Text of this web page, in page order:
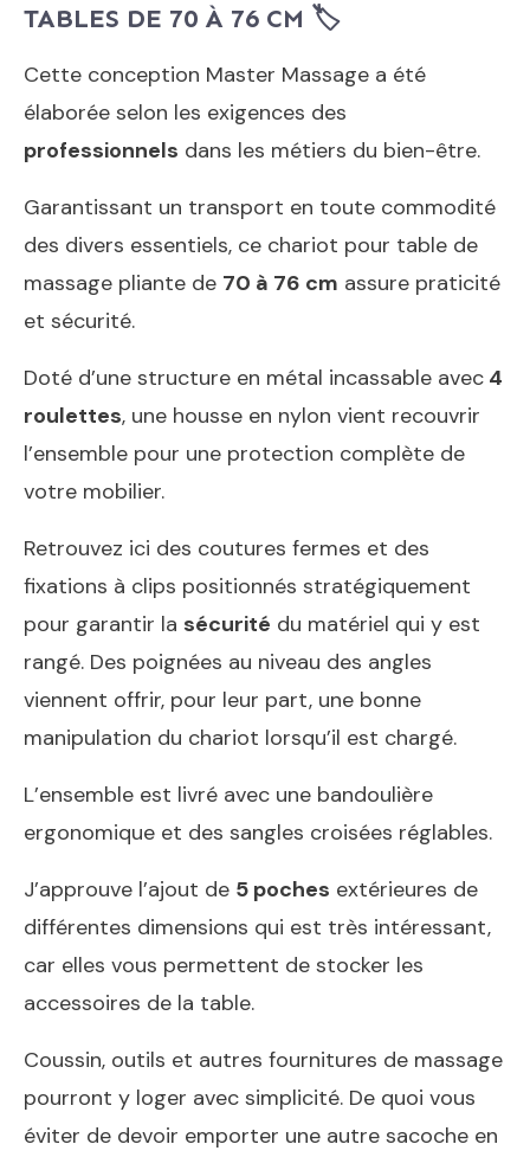
TABLES DE 70 À 76 CM 🏷
Cette conception Master Massage a été
élaborée selon les exigences des
professionnels dans les métiers du bien-être.
Garantissant un transport en toute commodité
des divers essentiels, ce chariot pour table de
massage pliante de 70 à 76 cm assure praticité
et sécurité.
Doté d’une structure en métal incassable avec 4
roulettes, une housse en nylon vient recouvrir
l’ensemble pour une protection complète de
votre mobilier.
Retrouvez ici des coutures fermes et des
fixations à clips positionnés stratégiquement
pour garantir la sécurité du matériel qui y est
rangé. Des poignées au niveau des angles
viennent offrir, pour leur part, une bonne
manipulation du chariot lorsqu’il est chargé.
L’ensemble est livré avec une bandoulière
ergonomique et des sangles croisées réglables.
J’approuve l’ajout de 5 poches extérieures de
différentes dimensions qui est très intéressant,
car elles vous permettent de stocker les
accessoires de la table.
Coussin, outils et autres fournitures de massage
pourront y loger avec simplicité. De quoi vous
éviter de devoir emporter une autre sacoche en